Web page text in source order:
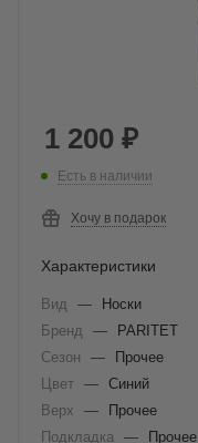
1 200 ₽
Есть в наличии
Хочу в подарок
Характеристики
Вид —
Носки
Бренд
—
PARITET
Сезон
—
Прочее
Цвет — Синий
Верх
—
Прочее
Подкладка
—
Прочее